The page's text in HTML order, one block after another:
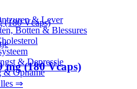
& Lever
Botten & Blessures
& Depressie
& Opname
⇒
mg (180 Vcaps)